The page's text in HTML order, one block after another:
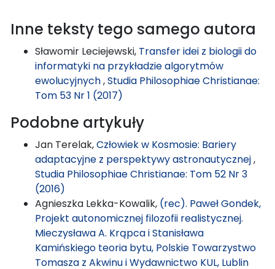
Inne teksty tego samego autora
Sławomir Leciejewski, Transfer idei z biologii do
informatyki na przykładzie algorytmów
ewolucyjnych,Studia Philosophiae Christianae:
Tom 53 Nr 1 (2017)
Podobne artykuły
Jan Terelak,Człowiek w Kosmosie: Bariery
adaptacyjne z perspektywy astronautycznej,
Studia Philosophiae Christianae: Tom 52 Nr 3
(2016)
Agnieszka Lekka-Kowalik, (rec). Paweł Gondek,
Projekt autonomicznej filozofii realistycznej.
Mieczysława A. Krąpca i Stanisława
Kamińskiego teoria bytu, Polskie Towarzystwo
Tomasza z Akwinu i Wydawnictwo KUL, Lublin